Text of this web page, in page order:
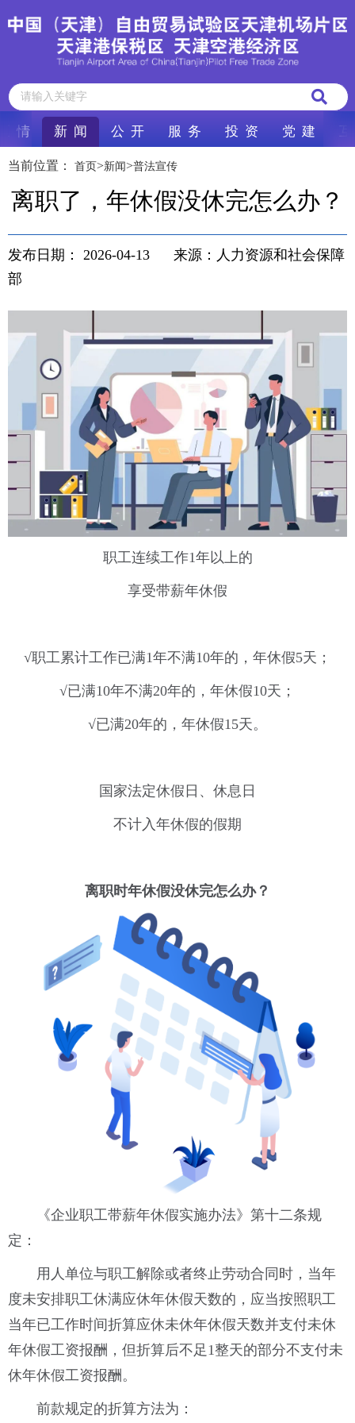
情 新 闻 公 开 服 务 投 资 党 建
当前位置： 首页>新闻>普法宣传
离职了，年休假没休完怎么办？
发布日期： 2026-04-13
来源：人力资源和社会保障
部
职工连续工作1年以上的
享受带薪年休假
√职工累计工作已满1年不满10年的，年休假5天；
√已满10年不满20年的，年休假10天；
√已满20年的，年休假15天。
国家法定休假日、休息日
不计入年休假的假期
离职时年休假没休完怎么办？
《企业职工带薪年休假实施办法》 第十二条规
定：
用人单位与职工解除或者终止劳动合同时，当年
度未安排职工休满应休年休假天数的，应当按照职工
当年已工作时间折算应休未休年休假天数并支付未休
年休假工资报酬，但折算后不足1整天的部分不支付未
休年休假工资报酬。
前款规定的折算方法为：